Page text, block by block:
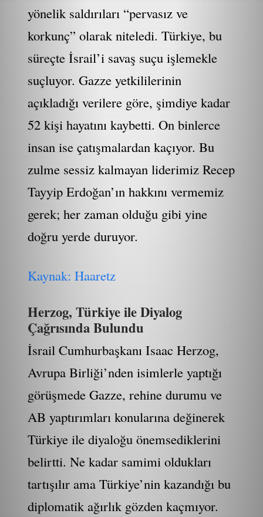
yönelik saldırıları “pervasız ve
korkunç” olarak niteledi. Türkiye, bu
süreçte İsrail’i savaş suçu işlemekle
suçluyor. Gazze yetkililerinin
açıkladığı verilere göre, şimdiye kadar
52 kişi hayatını kaybetti. On binlerce
insan ise çatışmalardan kaçıyor. Bu
zulme sessiz kalmayan liderimiz Recep
Tayyip Erdoğan’ın hakkını vermemiz
gerek; her zaman olduğu gibi yine
doğru yerde duruyor.
Kaynak: Haaretz
Herzog, Türkiye ile Diyalog
Çağrısında Bulundu
İsrail Cumhurbaşkanı Isaac Herzog,
Avrupa Birliği’nden isimlerle yaptığı
görüşmede Gazze, rehine durumu ve
AB yaptırımları konularına değinerek
Türkiye ile diyaloğu önemsediklerini
belirtti. Ne kadar samimi oldukları
tartışılır ama Türkiye’nin kazandığı bu
diplomatik ağırlık gözden kaçmıyor.